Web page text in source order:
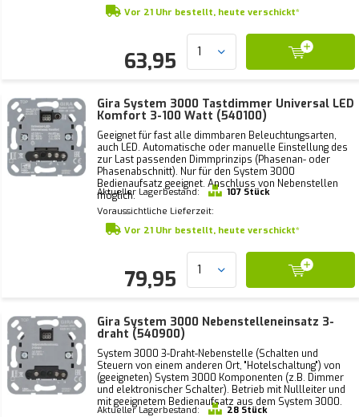
Vor 21 Uhr bestellt, heute verschickt*
63,95
Gira System 3000 Tastdimmer Universal LED
Komfort 3-100 Watt (540100)
Geeignet für fast alle dimmbaren Beleuchtungsarten,
auch LED. Automatische oder manuelle Einstellung des
zur Last passenden Dimmprinzips (Phasenan- oder
Phasenabschnitt). Nur für den System 3000
Bedienaufsatz geeignet. Anschluss von Nebenstellen
möglich.
Aktueller Lagerbestand:
107 Stück
Voraussichtliche Lieferzeit:
Vor 21 Uhr bestellt, heute verschickt*
79,95
Gira System 3000 Nebenstelleneinsatz 3-
draht (540900)
System 3000 3-Draht-Nebenstelle (Schalten und
Steuern von einem anderen Ort, "Hotelschaltung") von
(geeigneten) System 3000 Komponenten (z.B. Dimmer
und elektronischer Schalter). Betrieb mit Nullleiter und
mit geeignetem Bedienaufsatz aus dem System 3000.
Aktueller Lagerbestand:
28 Stück